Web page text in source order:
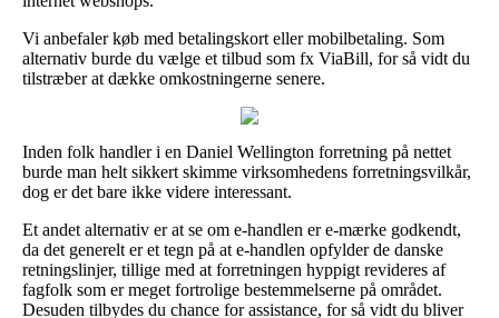
Vi anbefaler køb med betalingskort eller mobilbetaling. Som
alternativ burde du vælge et tilbud som fx ViaBill, for så vidt du
tilstræber at dække omkostningerne senere.
Inden folk handler i en Daniel Wellington forretning på nettet
burde man helt sikkert skimme virksomhedens forretningsvilkår,
dog er det bare ikke videre interessant.
Et andet alternativ er at se om e-handlen er e-mærke godkendt,
da det generelt er et tegn på at e-handlen opfylder de danske
retningslinjer, tillige med at forretningen hyppigt revideres af
fagfolk som er meget fortrolige bestemmelserne på området.
Desuden tilbydes du chance for assistance, for så vidt du bliver